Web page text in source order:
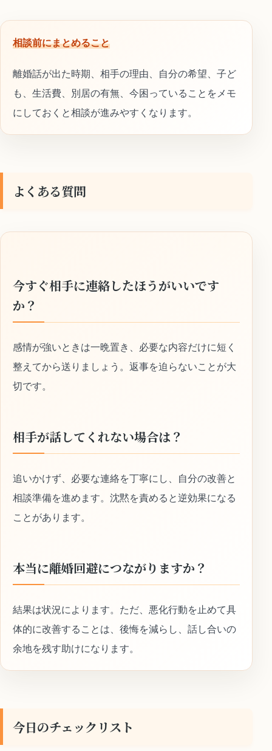
相談前にまとめること
離婚話が出た時期、相手の理由、自分の希望、子ど
も、生活費、別居の有無、今困っていることをメモ
にしておくと相談が進みやすくなります。
よくある質問
今すぐ相手に連絡したほうがいいです
か？
感情が強いときは一晩置き、必要な内容だけに短く
整えてから送りましょう。返事を迫らないことが大
切です。
相手が話してくれない場合は？
追いかけず、必要な連絡を丁寧にし、自分の改善と
相談準備を進めます。沈黙を責めると逆効果になる
ことがあります。
本当に離婚回避につながりますか？
結果は状況によります。ただ、悪化行動を止めて具
体的に改善することは、後悔を減らし、話し合いの
余地を残す助けになります。
今日のチェックリスト